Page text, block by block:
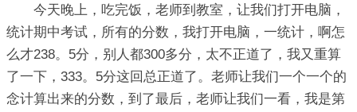
今天晚上，吃完饭，老师到教室，让我们打开电脑，
统计期中考试，所有的分数，我打开电脑，一统计，啊怎
么才238。5分，别人都300多分，太不正道了，我又重算
了一下，333。5分这回总正道了。老师让我们一个一个的
念计算出来的分数，到了最后，老师让我们一看，我是第